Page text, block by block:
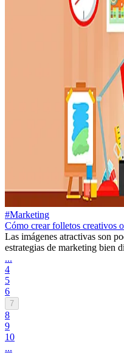
#Marketing
Cómo crear folletos creativos
Las imágenes atractivas son
estrategias de marketing bien
...
4
5
6
7
8
9
10
...